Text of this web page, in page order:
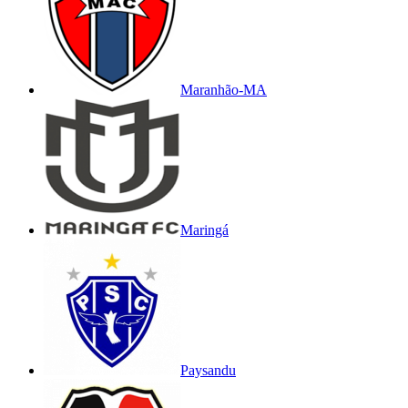
Maranhão-MA
Maringá
Paysandu